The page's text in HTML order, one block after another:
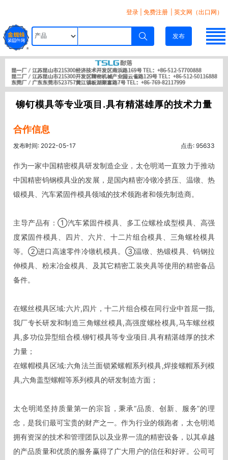
登录 免费注册 | 英文网（出口网）
发布
铆钉模具等专业项目.具有精湛雄厚的技术力量
合作信息
发布时间: 2022-05-17 点击: 95633
作为一家中国精密模具研发制造企业，太仓明澔一直致力于推动
中国精密钨钢模具业的发展，是国内精密冷镦冷挤压、温镦、热
锻模具、汽车紧固件模具领域的技术领跑者和领先制造商。
主导产品有：①汽车紧固件模具、多工位螺栓成型模具、高强
度紧固件模具、四片、六片、十二片组合模具、三角螺栓模具
等。②进口高速零件冷镦机模具。③温镦、热锻模具、钨钢拉
伸模具、粉末冶金模具、及其它精密工装夹具等使用的精密备品
备件。
在螺丝模具区域:六片,四片，十二片组合模在同行业中首屈一指,
我厂专长研发和制造三角螺丝模具,高强度螺栓模具,马车螺丝模
具,多功位异型组合模.铆钉模具等专业项目.具有精湛雄厚的技术
力量；
在螺帽模具区域:六角法兰面锁紧螺帽系列模具,焊接螺帽系列模
具,六角盖型螺帽等系列模具的研发制造方面；
太仓明澔坚持质量第一的宗旨，秉承“品质、创新、服务”的理
念，是我们最可宝贵的财产之一。作为行业的领跑者，太仓明澔
拥有资深的技术和管理团队以及业界一流的精密设备，以其卓越
的产品质量和优质的服务赢得了广大用户的信任和好评。公司可